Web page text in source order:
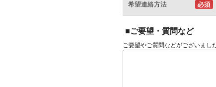
希望連絡方法
■ご要望・質問など
ご要望やご質問などがございまし